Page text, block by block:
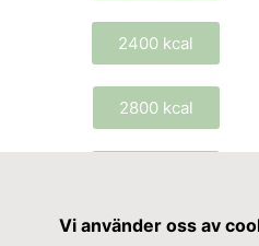
2400 kcal
2800 kcal
Vi använder oss av